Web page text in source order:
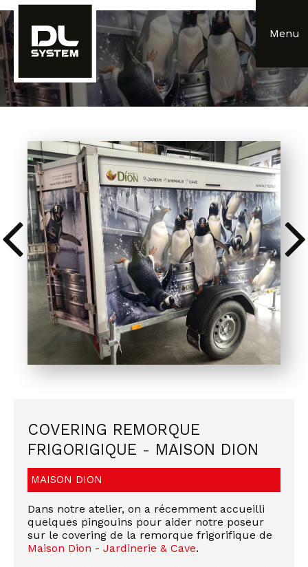
Menu
COVERING REMORQUE
FRIGORIGIQUE - MAISON DION
MAISON DION
Dans notre atelier, on a récemment accueilli
quelques pingouins pour aider notre poseur
sur le covering de la remorque frigorifique de
Maison Dion - Jardinerie & Cave.
Panneau de gestion des cookies